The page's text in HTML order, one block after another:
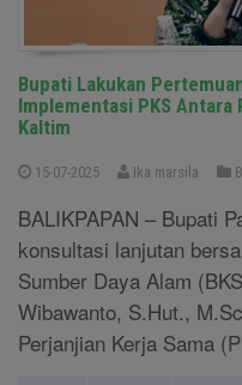
Bupati Lakukan
Implementasi PKS Antara
Kaltim
15-07-2025 Ika marsila
BALIKPAPAN – Bupati
konsultasi lanjutan
Sumber Daya Alam
Wibawanto, S.Hut.,
Perjanjian Kerja Sama